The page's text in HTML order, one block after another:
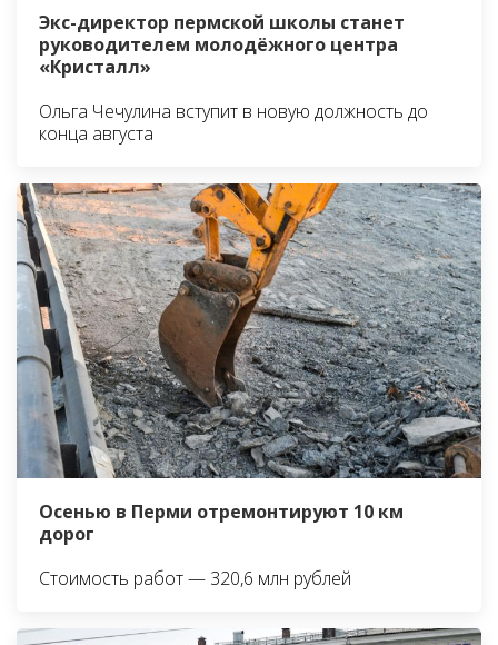
Экс-директор пермской школы станет
руководителем молодёжного центра
«Кристалл»
Ольга Чечулина вступит в новую должность до
конца августа
Осенью в Перми отремонтируют 10 км
дорог
Стоимость работ — 320,6 млн рублей